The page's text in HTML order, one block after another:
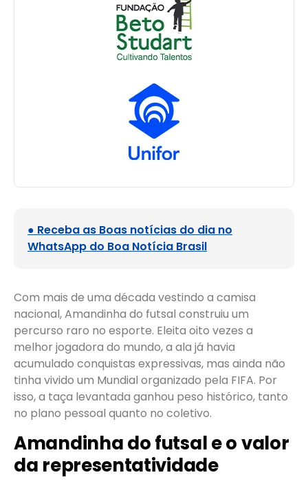
● Receba as Boas notícias do dia no
WhatsApp do Boa Notícia Brasil
Com mais de uma década vestindo a camisa
nacional, Amandinha do futsal construiu um
percurso raro no esporte. Eleita oito vezes a
melhor jogadora do mundo, a ala já havia
acumulado conquistas expressivas, mas ainda não
tinha vivido um Mundial organizado pela FIFA. Por
isso, a taça levantada ganhou peso histórico, tanto
no plano pessoal quanto no coletivo.
Amandinha do futsal e o valor
da representatividade